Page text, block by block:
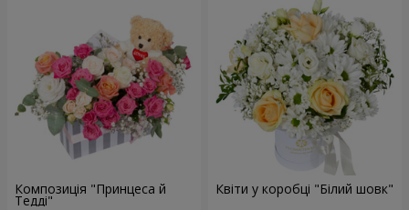
Композиція "Принцеса й
Тедді"
Квіти у коробці "Білий шовк"